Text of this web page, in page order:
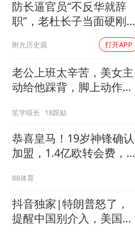
防长逼官员“不反华就辞
职”，老杜长子当面硬刚：
附允历史观 打开APP
老公上班太辛苦，美女主
动给他踩背，脚上动作太
笙学嘻长 18跟贴
恭喜皇马！19岁神锋确认
加盟，1.4亿欧转会费，维
88体育
抖音独家|特朗普怒了，
提醒中国别介入，美国要